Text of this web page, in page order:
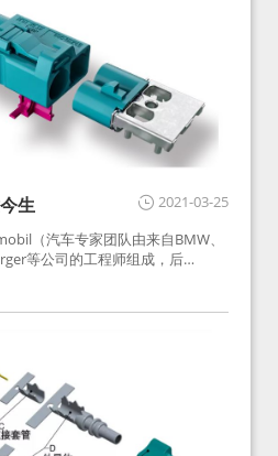
2021-03-25
生
（汽车专家团队由来自BMW、
等公司的工程师组成，后
务及技术在2010年并入
BMW需求用于车载收音机天线连
行业通用标准的射频连接器，被业